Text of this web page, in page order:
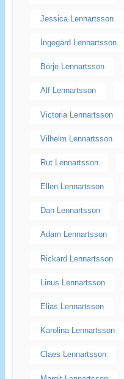
Jessica Lennartsson
Ingegärd Lennartsson
Börje Lennartsson
Alf Lennartsson
Victoria Lennartsson
Vilhelm Lennartsson
Rut Lennartsson
Ellen Lennartsson
Dan Lennartsson
Adam Lennartsson
Rickard Lennartsson
Linus Lennartsson
Elias Lennartsson
Karolina Lennartsson
Claes Lennartsson